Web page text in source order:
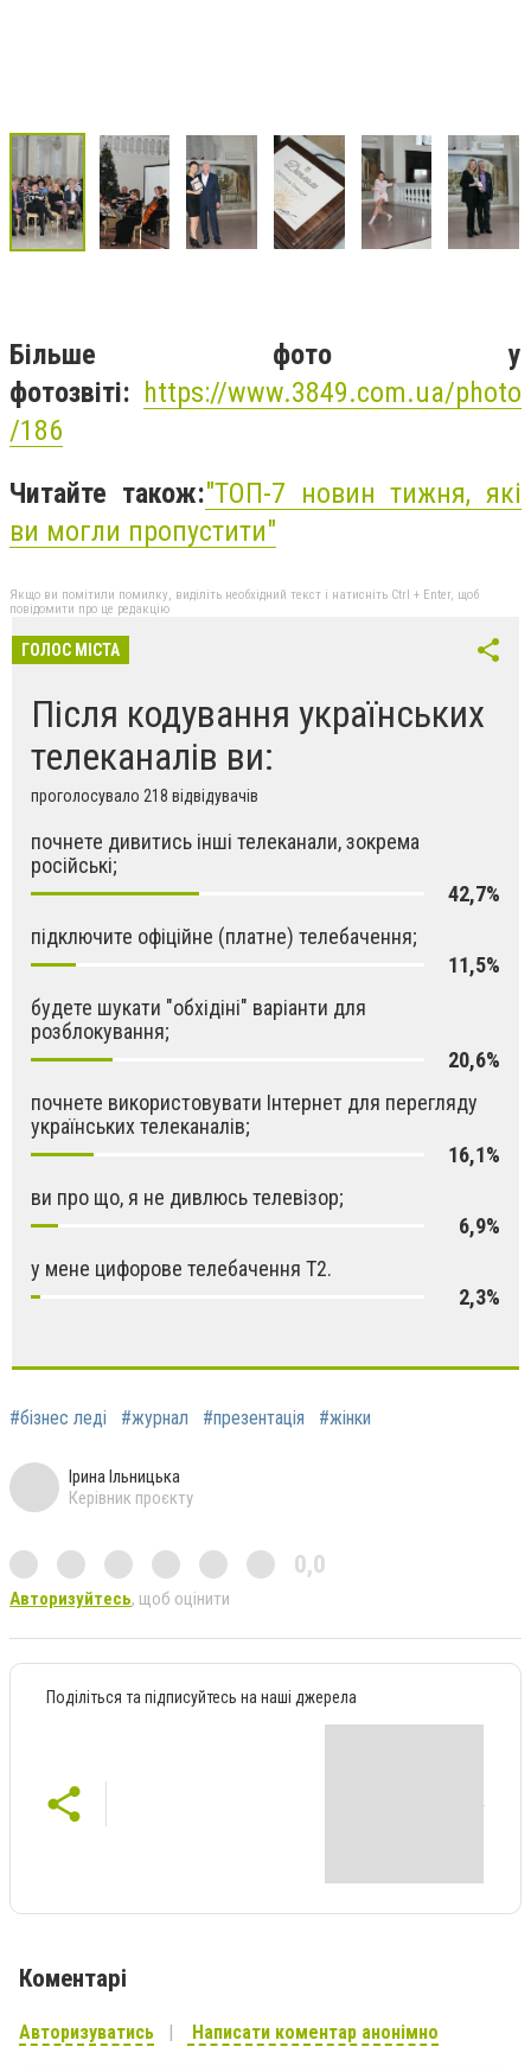
Більше фото у
фотозвіті: https://www.3849.com.ua/photo
/186
Читайте також:"ТОП-7 новин тижня, які
ви могли пропустити"
Якщо ви помітили помилку, виділіть необхідний текст і натисніть Ctrl + Enter, щоб
повідомити про це редакцію
ГОЛОС МІСТА
Після кодування українських
телеканалів ви:
проголосувало 218 відвідувачів
почнете дивитись інші телеканали, зокрема
російські;
42,7%
підключите офіційне (платне) телебачення;
11,5%
будете шукати "обхідіні" варіанти для
розблокування;
20,6%
почнете використовувати Інтернет для перегляду
українських телеканалів;
16,1%
ви про що, я не дивлюсь телевізор;
6,9%
у мене цифорове телебачення Т2.
2,3%
#бізнес леді #журнал #презентація #жінки
Ірина Ільницька
Керівник проєкту
0,0
Авторизуйтесь, щоб оцінити
Поділіться та підписуйтесь на наші джерела
Коментарі
Авторизуватись Написати коментар анонімно